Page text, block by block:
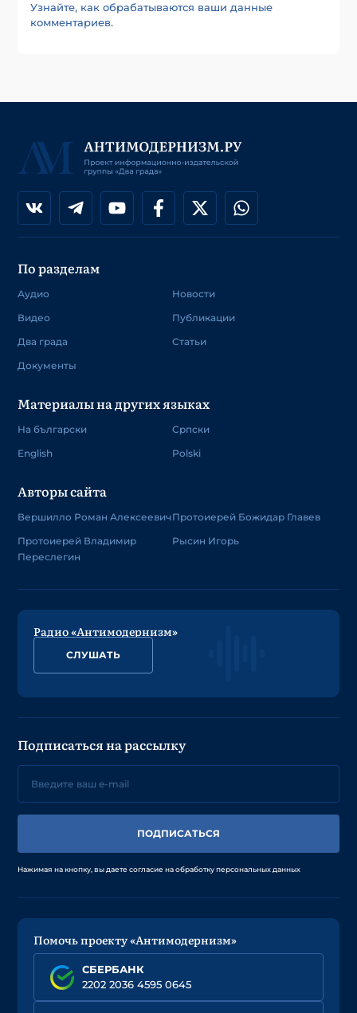
Узнайте, как обрабатываются ваши данные
комментариев.
По разделам
Аудио
Видео
Два града
Документы
Новости
Публикации
Статьи
Материалы на других языках
На български
English
Српски
Polski
Авторы сайта
Вершилло Роман Алексеевич
Протоиерей Владимир
Переслегин
Протоиерей Божидар Главев
Рысин Игорь
Радио «Антимодернизм»
СЛУШАТЬ
Подписаться на рассылку
ПОДПИСАТЬСЯ
Нажимая на кнопку, вы даете согласие на обработку персональных данных
Помочь проекту «Антимодернизм»
СБЕРБАНК
2202 2036 4595 0645